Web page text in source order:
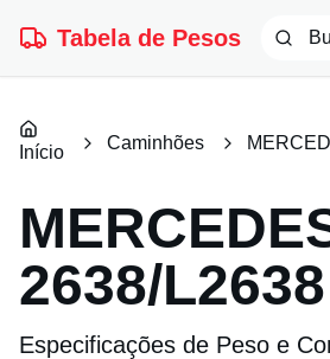
Tabela de Pesos
Início Caminhões
2638/
Especificações de Peso e